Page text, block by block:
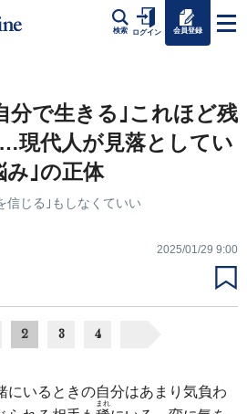
検索 ログイン 会員登録
分で生きる｣これほど残
現代人が見落としてい
み｣の正体
信じる｣もしなくていい
2025/01/29 9:00
2 3 4
にいるときの自分はあまり気負わ
まれ